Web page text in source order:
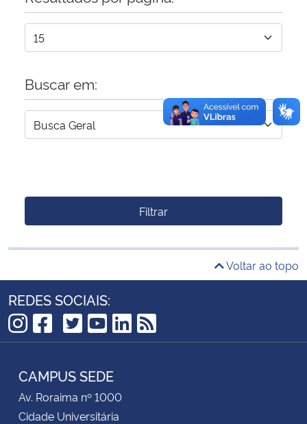
Buscar em:
Filtrar
Voltar ao topo
REDES SOCIAIS:
Instagram
Facebook
TikTok
Twitter
YouTube
LinkedIn
RSS
CAMPUS SEDE
Av. Roraima nº 1000
Cidade Universitária